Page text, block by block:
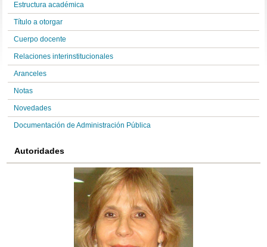
Estructura académica
Título a otorgar
Cuerpo docente
Relaciones interinstitucionales
Aranceles
Notas
Novedades
Documentación de Administración Pública
Autoridades